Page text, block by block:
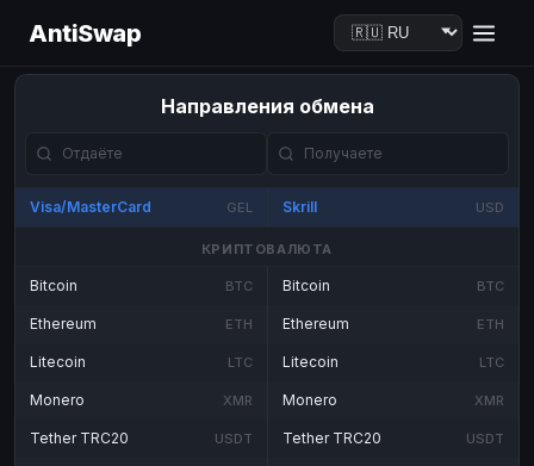
AntiSwap
Направления обмена
Visa/MasterCard GEL Skrill USD
КРИПТОВАЛЮТА
Bitcoin BTC
Ethereum ETH
Litecoin LTC
Monero XMR
Tether TRC20 USDT
Bitcoin BTC
Ethereum ETH
Litecoin LTC
Monero XMR
Tether TRC20 USDT